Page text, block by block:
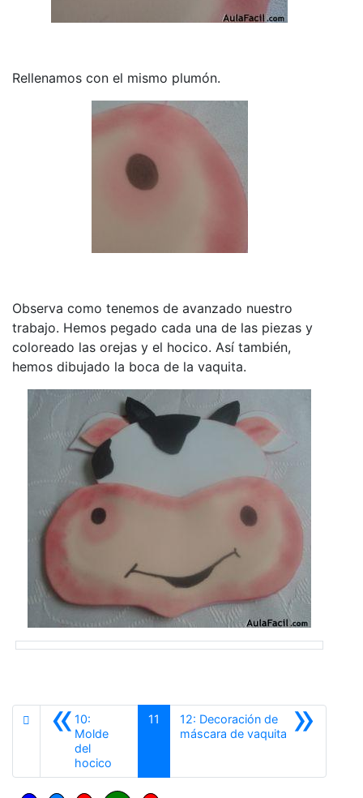
Rellenamos con el mismo plumón.
Observa como tenemos de avanzado nuestro
trabajo. Hemos pegado cada una de las piezas y
coloreado las orejas y el hocico. Así también,
hemos dibujado la boca de la vaquita.
«10:
Molde
del
hocico
11 »
12: Decoración de
máscara de vaquitaSiguiente